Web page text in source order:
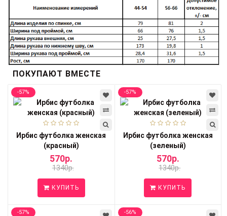
ПОКУПАЮТ ВМЕСТЕ
-57%
Ирбис футболка женская
(красный)
570р.
1340р.
КУПИТЬ
-57%
Ирбис футболка женская
(зеленый)
570р.
1340р.
КУПИТЬ
-57% -56%